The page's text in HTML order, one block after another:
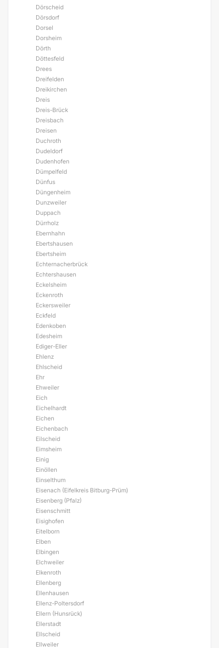
Dörscheid
Dörsdorf
Dorsel
Dorsheim
Dörth
Döttesfeld
Drees
Dreifelden
Dreikirchen
Dreis
Dreis-Brück
Dreisbach
Dreisen
Duchroth
Dudeldorf
Dudenhofen
Dümpelfeld
Dünfus
Düngenheim
Dunzweiler
Duppach
Dürrholz
Ebernhahn
Ebertshausen
Ebertsheim
Echternacherbrück
Echtershausen
Eckelsheim
Eckenroth
Eckersweiler
Eckfeld
Edenkoben
Edesheim
Ediger-Eller
Ehlenz
Ehlscheid
Ehr
Ehweiler
Eich
Eichelhardt
Eichen
Eichenbach
Eilscheid
Eimsheim
Einig
Einöllen
Einselthum
Eisenach (Eifelkreis Bitburg-Prüm)
Eisenberg (Pfalz)
Eisenschmitt
Eisighofen
Eitelborn
Elben
Elbingen
Elchweiler
Elkenroth
Ellenberg
Ellenhausen
Ellenz-Poltersdorf
Ellern (Hunsrück)
Ellerstadt
Ellscheid
Ellweiler